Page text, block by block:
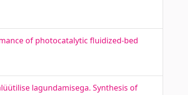
of photocatalytic fluidized-bed
lagundamisega. Synthesis of